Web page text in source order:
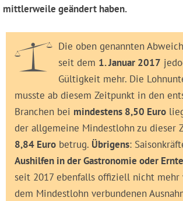
mittlerweile geändert haben.
Die oben genannten
seit dem 1. Januar 2017
Gültigkeit mehr. Die
musste ab diesem Zeitpunkt in den
Branchen bei mindestens 8,50 Euro
der allgemeine Mindestlohn zu dieser
8,84 Euro betrug. Übrigens:
Aushilfen in der Gastronomie oder
seit 2017 ebenfalls offiziell nicht mehr
dem Mindestlohn verbundenen